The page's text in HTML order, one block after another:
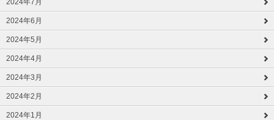
2024年7月
2024年6月
2024年5月
2024年4月
2024年3月
2024年2月
2024年1月